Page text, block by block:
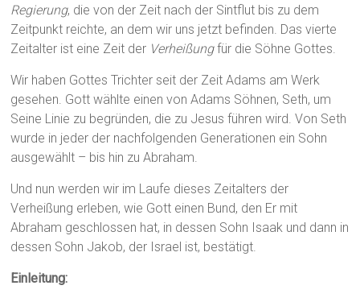
Regierung, die von der Zeit nach der Sintflut bis zu dem
Zeitpunkt reichte, an dem wir uns jetzt befinden. Das vierte
Zeitalter ist eine Zeit der Verheißungfür die Söhne Gottes.
Wir haben Gottes Trichter seit der Zeit Adams am Werk
gesehen. Gott wählte einen von Adams Söhnen, Seth, um
Seine Linie zu begründen, die zu Jesus führen wird. Von Seth
wurde in jeder der nachfolgenden Generationen ein Sohn
ausgewählt – bis hin zu Abraham.
Und nun werden wir im Laufe dieses Zeitalters der
Verheißung erleben, wie Gott einen Bund, den Er mit
Abraham geschlossen hat, in dessen Sohn Isaak und dann in
dessen Sohn Jakob, der Israel ist, bestätigt.
Einleitung: